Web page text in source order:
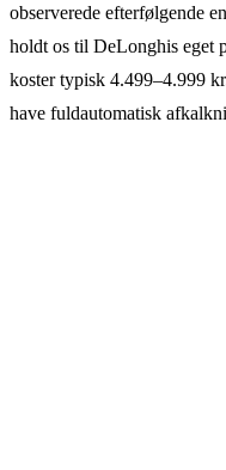
observerede efterfølgende
holdt os til DeLonghis eget
koster typisk 4.499–4.999
have fuldautomatisk